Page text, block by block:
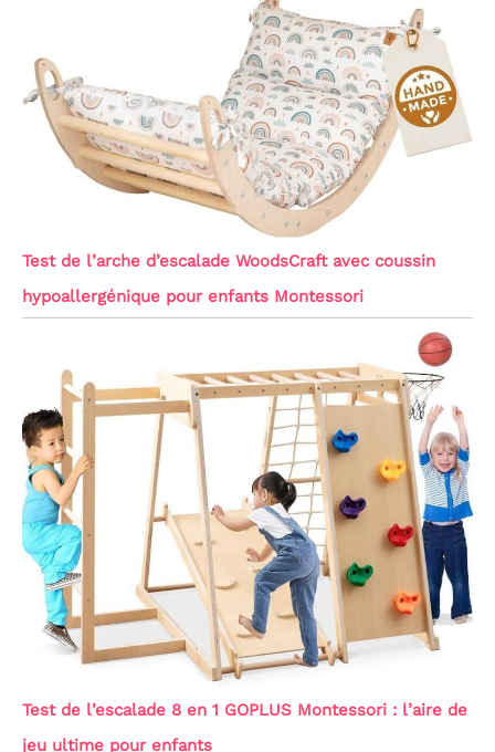
Test de l’arche d’escalade WoodsCraft avec coussin
hypoallergénique pour enfants Montessori
Test de l’escalade 8 en 1 GOPLUS Montessori : l’aire de
jeu ultime pour enfants